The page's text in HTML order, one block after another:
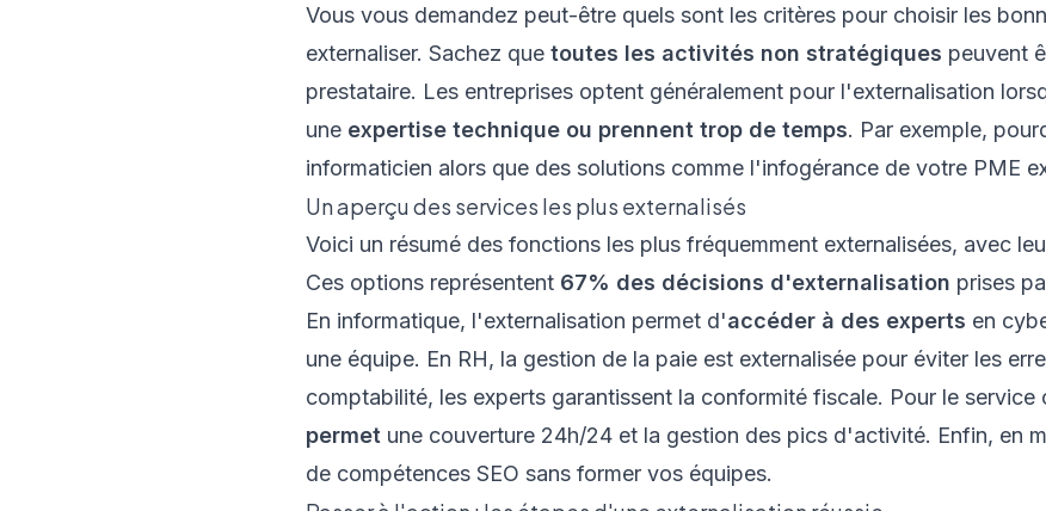
Vous vous demandez peut-être quels sont les critères pour choisir les
externaliser. Sachez que toutes les activités non stratégiques peuvent
prestataire. Les entreprises optent généralement pour l'externalisation
une expertise technique ou prennent trop de temps. Par exemple,
informaticien alors que des solutions comme l'infogérance de votre PME
Un aperçu des services les plus externalisés
Voici un résumé des fonctions les plus fréquemment externalisées, avec
Ces options représentent 67% des décisions d'externalisation prises
En informatique, l'externalisation permet d'accéder à des experts en
une équipe. En RH, la gestion de la paie est externalisée pour éviter les
comptabilité, les experts garantissent la conformité fiscale. Pour le service
permet une couverture 24h/24 et la gestion des pics d'activité. Enfin, en
de compétences SEO sans former vos équipes.